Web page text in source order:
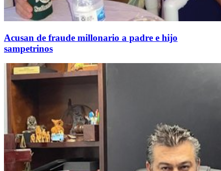
Acusan de fraude millonario a padre e hijo
sampetrinos